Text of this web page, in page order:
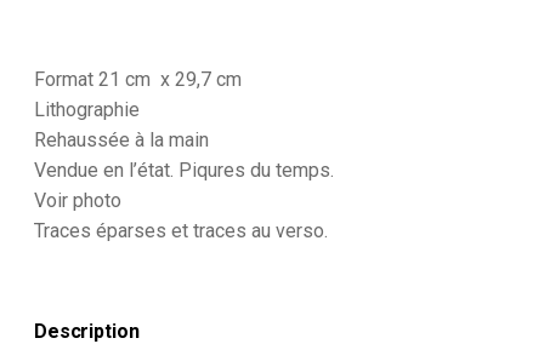
Martinet
française
-
Soldat
Format 21 cm x 29,7 cm
Lithographie
Rehaussée à la main
Vendue en l’état. Piqures du temps.
Voir photo
Traces éparses et traces au verso.
Description